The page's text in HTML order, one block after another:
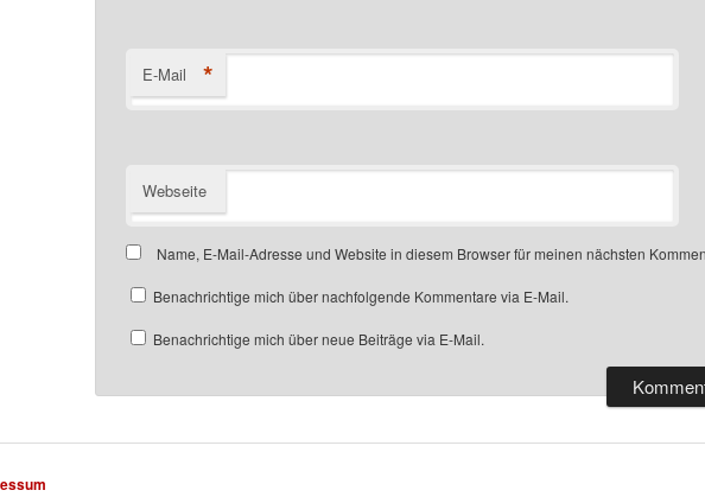
E-Mail *
Webseite
Name, E-Mail-Adresse und Website in diesem Browser für meinen nächsten
Benachrichtige mich über nachfolgende Kommentare via E-Mail.
Benachrichtige mich über neue Beiträge via E-Mail.